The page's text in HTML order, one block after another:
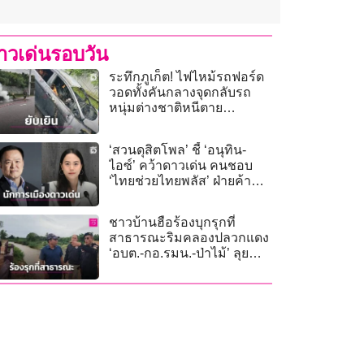
วเด่นรอบวัน
ระทึกภูเก็ต! ไฟไหม้รถฟอร์ด
วอดทั้งคันกลางจุดกลับรถ
หนุ่มต่างชาติหนีตาย
‘สวนดุสิตโพล’ ชี้ ‘อนุทิน-
ไอซ์’ คว้าดาวเด่น คนชอบ
‘ไทยช่วยไทยพลัส’ ฝ่ายค้าน
ชาวบ้านฮือร้องบุกรุกที่
สาธารณะริมคลองปลวกแดง
‘อบต.-กอ.รมน.-ป่าไม้’ ลุย